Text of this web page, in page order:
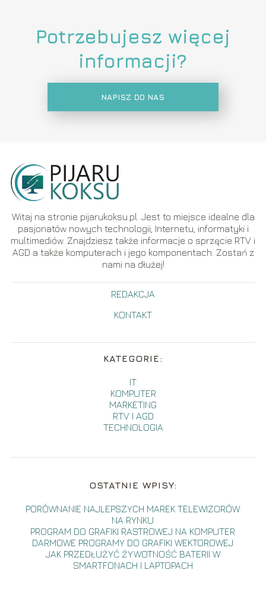
Potrzebujesz więcej
informacji?
NAPISZ DO NAS
Witaj na stronie pijarukoksu.pl. Jest to miejsce idealne dla
pasjonatów nowych technologii, Internetu, informatyki i
multimediów. Znajdziesz także informacje o sprzęcie RTV i
AGD a także komputerach i jego komponentach. Zostań z
nami na dłużej!
REDAKCJA
KONTAKT
KATEGORIE:
IT
KOMPUTER
MARKETING
RTV I AGD
TECHNOLOGIA
OSTATNIE WPISY:
PORÓWNANIE NAJLEPSZYCH MAREK TELEWIZORÓW
NA RYNKU
PROGRAM DO GRAFIKI RASTROWEJ NA KOMPUTER
DARMOWE PROGRAMY DO GRAFIKI WEKTOROWEJ
JAK PRZEDŁUŻYĆ ŻYWOTNOŚĆ BATERII W
SMARTFONACH I LAPTOPACH